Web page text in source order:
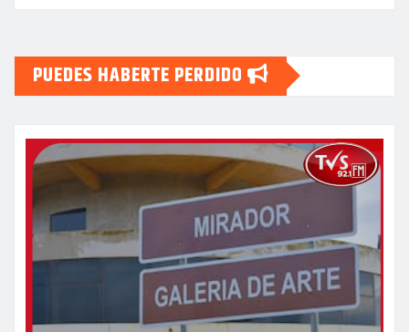
PUEDES HABERTE PERDIDO